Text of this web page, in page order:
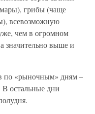
грибы (чаще
всевозможную
чем в огромном
значительно выше и
по «рыночным» дням –
В остальные дни